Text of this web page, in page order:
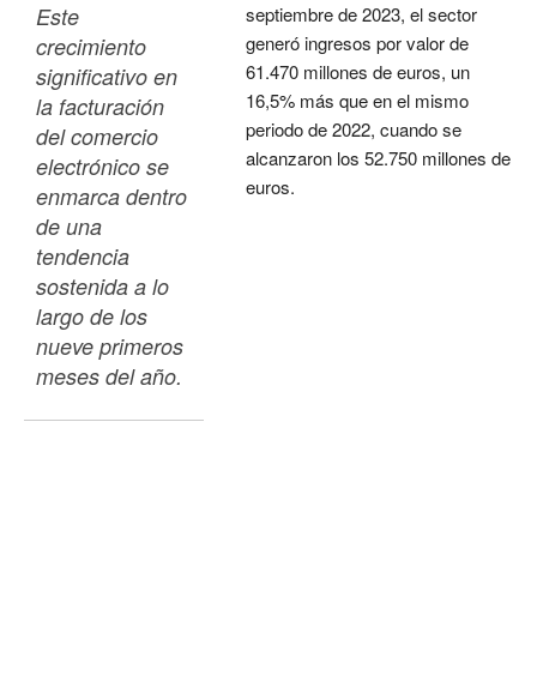
Este
crecimiento
significativo en
la facturación
del comercio
electrónico se
enmarca dentro
de una
tendencia
sostenida a lo
largo de los
nueve primeros
meses del año.
septiembre de 2023, el sector
generó ingresos por valor de
61.470 millones de euros, un
16,5% más que en el mismo
periodo de 2022, cuando se
alcanzaron los 52.750 millones de
euros.